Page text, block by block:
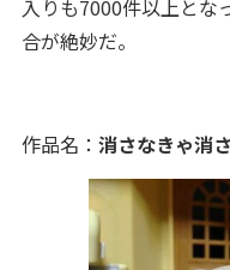
入りも7000件以上とな
合が絶妙だ。
作品名： 消さなきゃ消